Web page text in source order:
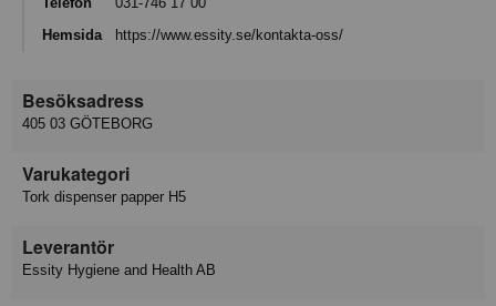
Hemsida
https://www.essity.se/kontakta-oss/
Besöksadress
405 03 GÖTEBORG
Varukategori
Tork dispenser papper H5
Leverantör
Essity Hygiene and Health AB